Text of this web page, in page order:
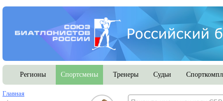
Регионы Спортсмены Тренеры Судьи
Главная